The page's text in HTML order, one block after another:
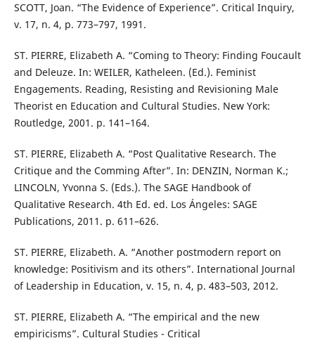
SCOTT, Joan. “The Evidence of Experience”. Critical Inquiry,
v. 17, n. 4, p. 773–797, 1991.
ST. PIERRE, Elizabeth A. “Coming to Theory: Finding Foucault
and Deleuze. In: WEILER, Katheleen. (Ed.). Feminist
Engagements. Reading, Resisting and Revisioning Male
Theorist en Education and Cultural Studies. New York:
Routledge, 2001. p. 141–164.
ST. PIERRE, Elizabeth A. “Post Qualitative Research. The
Critique and the Comming After”. In: DENZIN, Norman K.;
LINCOLN, Yvonna S. (Eds.). The SAGE Handbook of
Qualitative Research. 4th Ed. ed. Los Ángeles: SAGE
Publications, 2011. p. 611–626.
ST. PIERRE, Elizabeth. A. “Another postmodern report on
knowledge: Positivism and its others”. International Journal
of Leadership in Education, v. 15, n. 4, p. 483–503, 2012.
ST. PIERRE, Elizabeth A. “The empirical and the new
empiricisms”. Cultural Studies - Critical